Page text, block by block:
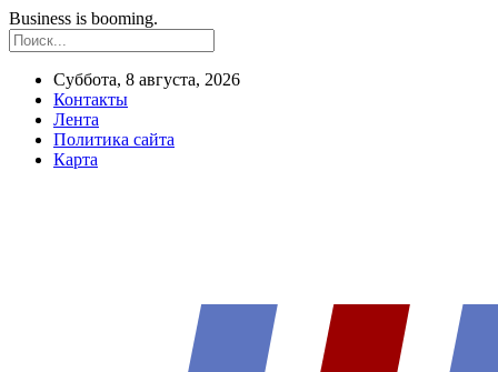
Business is booming.
Суббота, 8 августа, 2026
Контакты
Лента
Политика сайта
Карта